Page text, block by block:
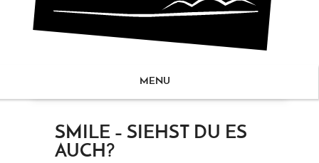
MENU
SMILE – SIEHST DU ES
AUCH?